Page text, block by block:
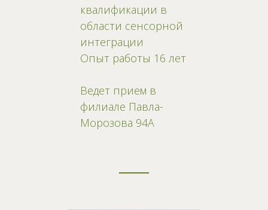
квалификации в
области сенсорной
интеграции
Опыт работы 16 лет
Ведет прием в
филиале Павла-
Морозова 94А